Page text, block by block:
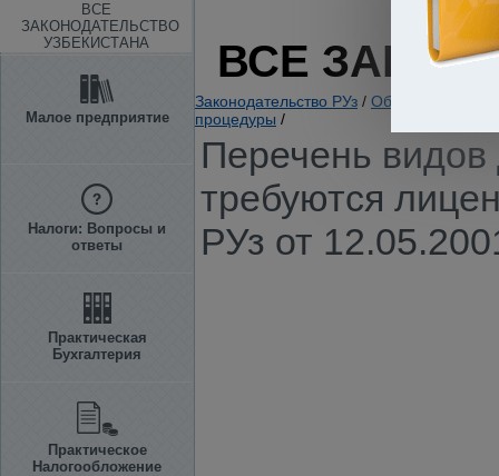
ВСЕ
ЗАКОНОДАТЕЛЬСТВО
УЗБЕКИСТАНА
Малое предприятие
Налоги: Вопросы и
ответы
Практическая
Бухгалтерия
Практическое
Налогообложение
ВСЕ
Законодательство РУз / Общие вопросы
процедуры /
Перечень видов
требуются
РУз от